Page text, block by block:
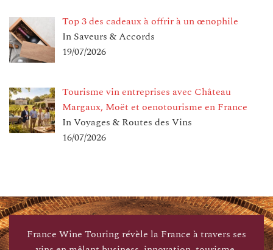
Top 3 des cadeaux à offrir à un œnophile
In Saveurs & Accords
19/07/2026
Tourisme vin entreprises avec Château
Margaux, Moët et oenotourisme en France
In Voyages & Routes des Vins
16/07/2026
France Wine Touring révèle la France à travers ses